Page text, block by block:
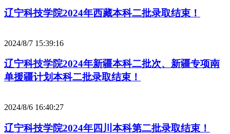
辽宁科技学院2024年西藏本科二批录取结束！
2024/8/7 15:39:16
辽宁科技学院2024年新疆本科二批次、新疆专项南
单援疆计划本科二批录取结束！
2024/8/6 16:40:27
辽宁科技学院2024年四川本科第二批录取结束！